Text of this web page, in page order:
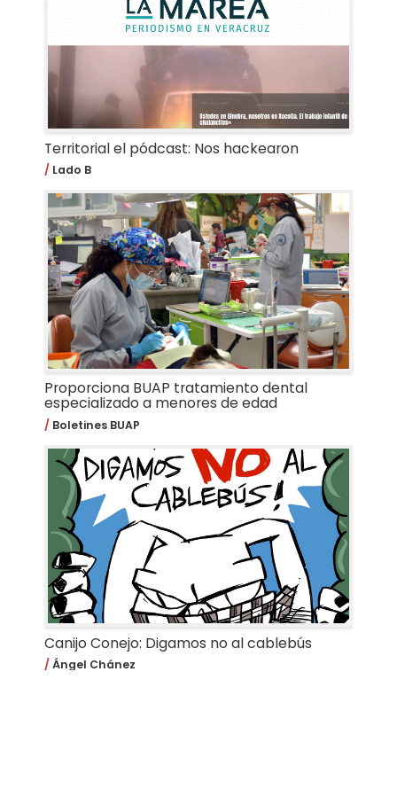
Territorial el pódcast: Nos hackearon
Lado B
Proporciona BUAP tratamiento dental
especializado a menores de edad
Boletines BUAP
Canijo Conejo: Digamos no al cablebús
Ángel Chánez